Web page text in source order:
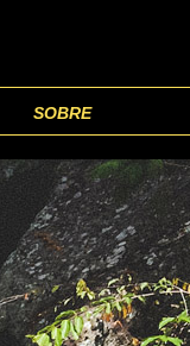
SOBRE